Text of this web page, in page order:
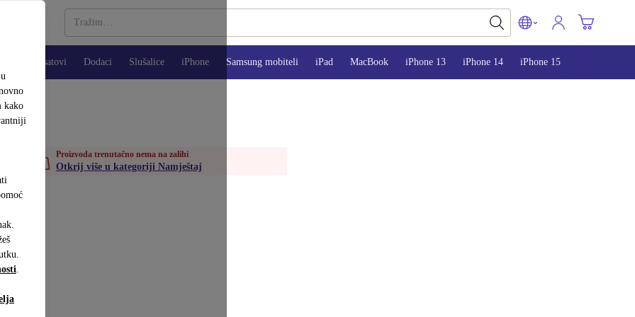
kako
.
Pametni satovi Dodaci Slušalice iPhone Samsung mobiteli iPad MacBook iPhone 13 iPhone 14 iPhone 15
Proizvoda trenutačno nema na zalihi
Otkrij više u kategoriji Namještaj